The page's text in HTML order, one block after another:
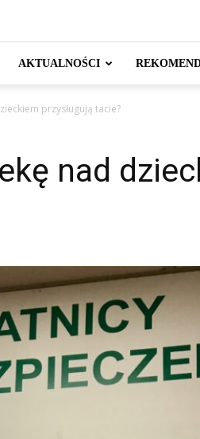
AKTUALNOŚCI
przysługują tacie?
nad